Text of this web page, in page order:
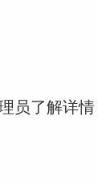
员了解详情